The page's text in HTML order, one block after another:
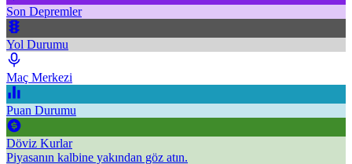
Son Depremler
Yol Durumu
Maç Merkezi
Puan Durumu
Döviz Kurlar
Piyasanın kalbine yakından göz atın.